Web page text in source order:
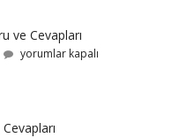
ve Cevapları
yorumlar kapalı